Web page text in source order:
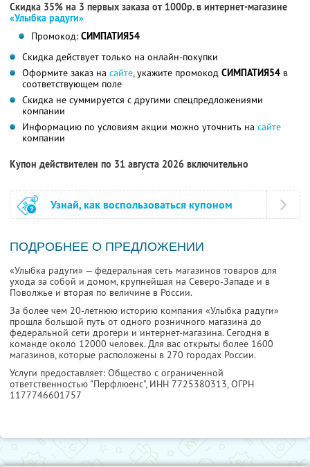
Скидка 35% на 3 первых заказа от 1000р. в интернет-магазине
«Улыбка радуги»
Промокод: СИМПАТИЯ54
Скидка действует только на онлайн-покупки
Оформите заказ на сайте, укажите промокод СИМПАТИЯ54 в
соответствующем поле
Скидка не суммируется с другими спецпредложениями
компании
Информацию по условиям акции можно уточнить на сайте
компании
Купон действителен по 31 августа 2026 включительно
Узнай, как воспользоваться купоном
ПОДРОБНЕЕ О ПРЕДЛОЖЕНИИ
«Улыбка радуги» — федеральная сеть магазинов товаров для
ухода за собой и домом, крупнейшая на Северо-Западе и в
Поволжье и вторая по величине в России.
За более чем 20-летнюю историю компания «Улыбка радуги»
прошла большой путь от одного розничного магазина до
федеральной сети дрогери и интернет-магазина. Сегодня в
команде около 12000 человек. Для вас открыты более 1600
магазинов, которые расположены в 270 городах России.
Услуги предоставляет: Общество с ограниченной
ответственностью "Перфлюенс", ИНН 7725380313, ОГРН
1177746601757